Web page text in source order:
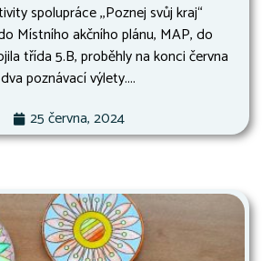
spolupráce ,,Poznej svůj kraj“
Místního akčního plánu, MAP, do
třída 5.B, proběhly na konci června
dva poznávací výlety....
25 června, 2024